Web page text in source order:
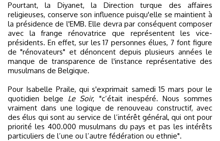
Pourtant, la Diyanet, la Direction turque des affaires
religieuses, conserve son influence puisqu'elle se maintient à
la présidence de l'EMB. Elle devra par conséquent composer
avec la frange rénovatrice que représentent les vice-
présidents. En effet, sur les 17 personnes élues, 7 font figure
de "rénovateurs" et dénoncent depuis plusieurs années le
manque de transparence de l'instance représentative des
musulmans de Belgique.
Pour Isabelle Praile, qui s'exprimait samedi 15 mars pour le
quotidien belge Le Soir, "c’était inespéré. Nous sommes
vraiment dans une logique de renouveau constructif, avec
des élus qui sont au service de l’intérêt général, qui ont pour
priorité les 400.000 musulmans du pays et pas les intérêts
particuliers de l’une ou l’autre fédération ou ethnie".